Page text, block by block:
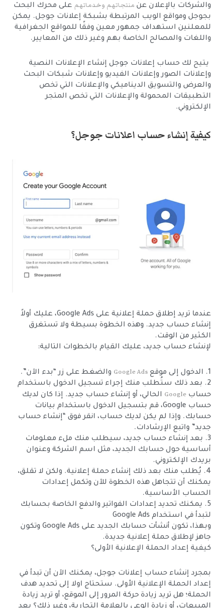
والشركات بالإعلان عن منتجاتهم وخدماتهم على محرك البحث
بجوجل ومواقع الويب المرتبطة بشبكة إعلانات جوجل. يمكن
للمعلنين استهداف جمهور معين وفقًا للمواقع الجغرافية
واللغات والمصالح الخاصة بهم وغير ذلك من المعايير.
يتيح لك حساب إعلانات جوجل إنشاء الإعلانات النصية
وإعلانات الصور وإعلانات الفيديو وإعلانات شبكات البحث
والعرض والتسويق الديناميكي والإعلانات التي تخص
التطبيقات المحمولة والإعلانات التي تخص المتجر
الإلكتروني.
كيفية إنشاء حساب اعلانات جوجل؟
عندما تريد إطلاق حملة إعلانية على Google Ads، عليك أولاً
إنشاء حساب جديد. وهذه الخطوة بسيطة ولا تستغرق
الكثير من الوقت.
لإنشاء حساب جديد، عليك القيام بالخطوات التالية:
1. الدخول إلى موقع Google Ads والضغط على زر “بدء الآن”.
2. بعد ذلك ستُطلب منك إجراء تسجيل الدخول باستخدام
حساب Google الحالي، أو إنشاء حساب جديد. إذا كان لديك
حساب Google، قم بتسجيل الدخول باستخدام بيانات
حسابك. وإذا لم يكن لديك حساب، انقر فوق “إنشاء حساب
جديد” واتبع الإرشادات.
3. بعد إنشاء حساب جديد، سيطلب منك ملء معلومات
أساسية حول حسابك الجديد، مثل اسم الشركة وعنوان
بريدك الإلكتروني.
4. يُطلب منك بعد ذلك إنشاء حملة إعلانية. ولكن لا تقلق،
يمكنك أن تتجاهل هذه الخطوة للآن وتكمل إعدادات
الحساب الأساسية.
5. يمكنك تحديد إعدادات الفواتير والدفع الخاصة بحسابك
لتبدأ في استخدام Google Ads
وبهذا، تكون أنشأت حسابك الجديد على Google Ads وتكون
جاهز لإطلاق حملة إعلانية جديدة.
كيفية إعداد الحملة الإعلانية الأولى؟
بمجرد إنشاء حساب إعلانات جوجل، يمكنك الآن أن تبدأ في
إعداد الحملة الإعلانية الأولى. ستحتاج اولا إلى تحديد هدف
الحملة؛ هل تريد زيادة حركة المرور إلى الموقع، أو تريد زيادة
المبيعات، أو زيادة الوعي بالعلامة التجارية، وغير ذلك؟ بعد